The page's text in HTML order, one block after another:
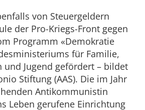
von Steuergeldern
der Pro-Kriegs-Front gegen
Programm «Demokratie
für Familie,
und Jugend gefördert – bildet
Stiftung (AAS). Die im Jahr
Antikommunistin
Leben gerufene Einrichtung